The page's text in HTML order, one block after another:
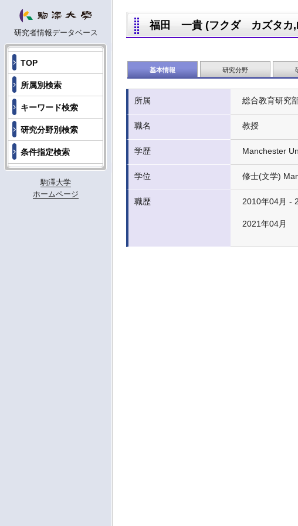
研究者情報データベース
TOP
所属別検索
キーワード検索
研究分野別検索
条件指定検索
駒澤大学
ホームページ
福田 一貴 (フクダ カズタカ
基本情報 研究分野
所属 総合教育研究
職名 教授
学歴 Manchester
学位 修士(文学)
職歴 2010年04月 -
2021年04月